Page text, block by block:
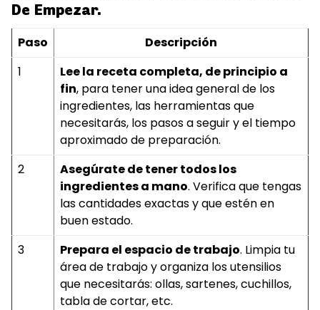
De Empezar.
Paso
Descripción
1
Lee la receta completa, de principio a
fin, para tener una idea general de los
ingredientes, las herramientas que
necesitarás, los pasos a seguir y el tiempo
aproximado de preparación.
2
Asegúrate de tener todos los
ingredientes a mano. Verifica que tengas
las cantidades exactas y que estén en
buen estado.
3
Prepara el espacio de trabajo. Limpia tu
área de trabajo y organiza los utensilios
que necesitarás: ollas, sartenes, cuchillos,
tabla de cortar, etc.